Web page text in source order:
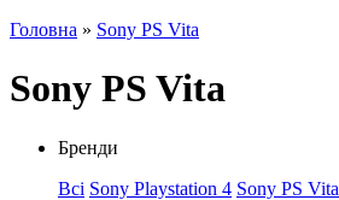
Головна » Sony PS Vita
Sony PS Vita
Бренди
Всі Sony Playstation 4 Sony PS Vita